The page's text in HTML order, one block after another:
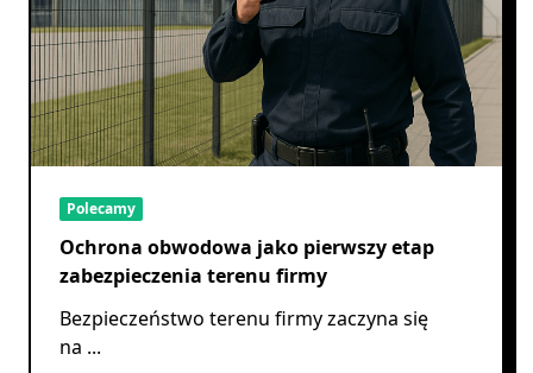
Polecamy
Ochrona obwodowa jako pierwszy etap
zabezpieczenia terenu firmy
Bezpieczeństwo terenu firmy zaczyna się
na ...